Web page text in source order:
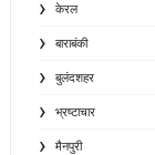
केरल
बाराबंकी
बुलंदशहर
भ्रष्टाचार
मैनपुरी